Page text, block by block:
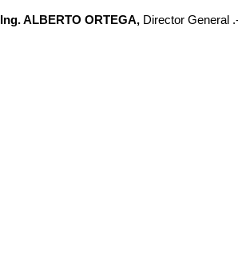
Ing. ALBERTO ORTEGA, Director General